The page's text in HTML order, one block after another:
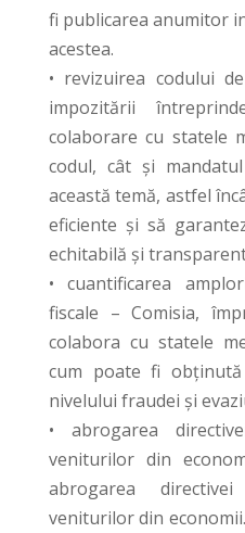
fi publicarea anumitor
acestea.
• revizuirea codului
impozitării
colaborare cu statele
codul, cât și
această temă, astfel
eficiente și să
echitabilă și
• cuantificarea
fiscale – Comisia,
colabora cu statele
cum poate fi
nivelului fraudei și
• abrogarea
veniturilor din
abrogarea
veniturilor din